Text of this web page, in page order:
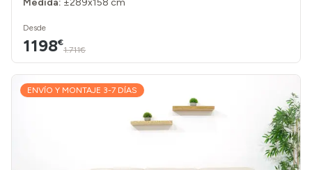
Desde
1198€
1.711€
ENVÍO Y MONTAJE 3-7 DÍAS